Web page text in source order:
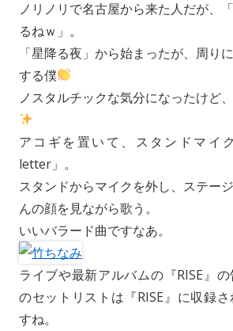
ノリノリで名古屋から来た人だが、
るねｗ」。
「星降る夜」から始まったが、周り
する僕
ノスタルチックな気分になったけど
アコギを置いて、スタンドマイ
letter」。
スタンドからマイクを外し、ステー
んの顔を見ながら歌う。
いいバラード曲ですなあ。
ライブや最新アルバムの『RISE』
のセットリストは『RISE』に収録
すね。